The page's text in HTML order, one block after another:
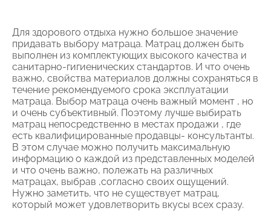
Для здорового отдыха нужно большое значение
придавать выбору матраца. Матрац должен быть
выполнен из комплектующих высокого качества и
санитарно-гигиенических стандартов. И что очень
важно, свойства материалов должны сохраняться в
течение рекомендуемого срока эксплуатации
матраца. Выбор матраца очень важный момент , но
и очень субъективный. Поэтому лучше выбирать
матрац непосредственно в местах продажи , где
есть квалифицированные продавцы- консультанты.
В этом случае можно получить максимальную
информацию о каждой из представленных моделей
и что очень важно, полежать на различных
матрацах, выбрав ,согласно своих ощущений.
Нужно заметить, что не существует матрац,
который может удовлетворить вкусы всех сразу.